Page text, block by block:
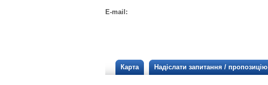
E-mail:
Карта Надіслати запитання / пропозицію